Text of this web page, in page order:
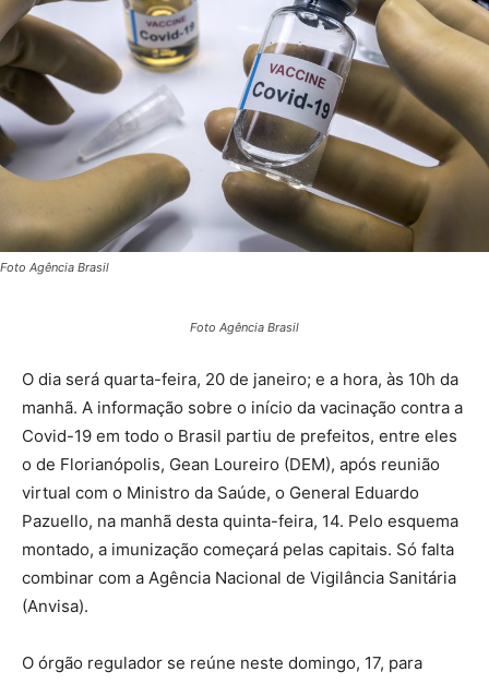
Foto Agência Brasil
Foto Agência Brasil
O dia será quarta-feira, 20 de janeiro; e a hora, às 10h da
manhã. A informação sobre o início da vacinação contra a
Covid-19 em todo o Brasil partiu de prefeitos, entre eles
o de Florianópolis, Gean Loureiro (DEM), após reunião
virtual com o Ministro da Saúde, o General Eduardo
Pazuello, na manhã desta quinta-feira, 14. Pelo esquema
montado, a imunização começará pelas capitais. Só falta
combinar com a Agência Nacional de Vigilância Sanitária
(Anvisa).
O órgão regulador se reúne neste domingo, 17, para